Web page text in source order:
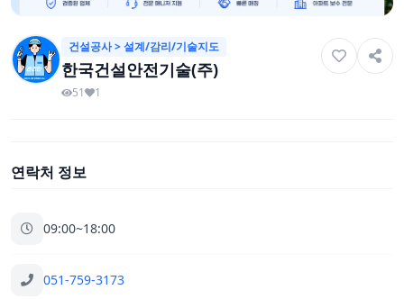
건설공사 > 설계/감리/기술지도
한국건설안전기술(주)
51 1
연락처 정보
09:00~18:00
051-759-3173